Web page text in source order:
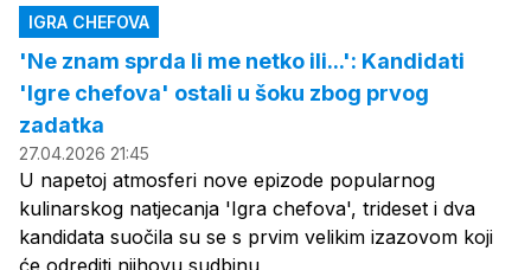
IGRA CHEFOVA
'Ne znam sprda li me netko ili...': Kandidati
'Igre chefova' ostali u šoku zbog prvog
zadatka
27.04.2026 21:45
U napetoj atmosferi nove epizode popularnog
kulinarskog natjecanja 'Igra chefova', trideset i dva
kandidata suočila su se s prvim velikim izazovom koji
će odrediti njihovu sudbinu